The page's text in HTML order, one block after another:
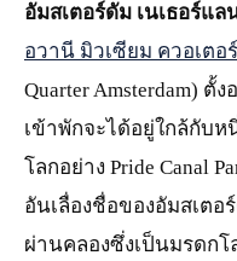
อัมสเตอร์ดัม เนเธอร์แล
อวานี มิวเซียม ควอเตอ
Quarter Amsterdam)
เข้าพักจะได้อยู่ใกล้กับห
โลกอย่าง Pride Canal
อันเลื่องชื่อของอัมสเตอ
ผ่านคลองซึ่งเป็นมรดกโ